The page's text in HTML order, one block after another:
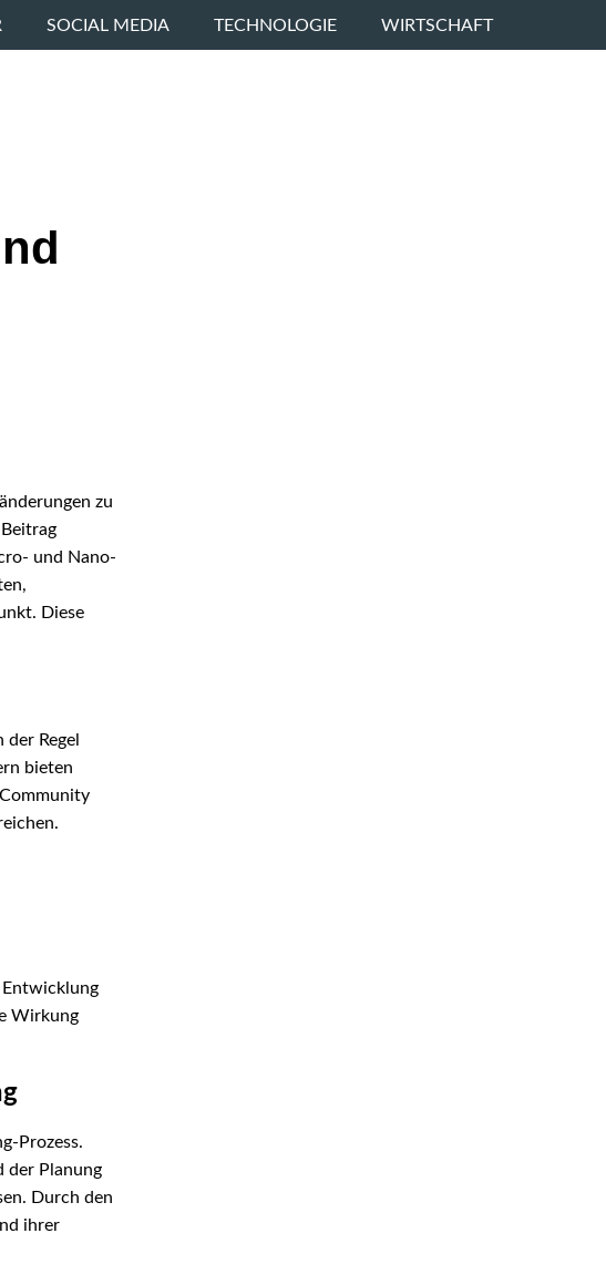
SOCIAL MEDIA TECHNOLOGIE WIRTSCHAFT
zu
und Nano-
Diese
Regel
bieten
Wirkung
Prozess.
der Planung
Durch den
ihrer